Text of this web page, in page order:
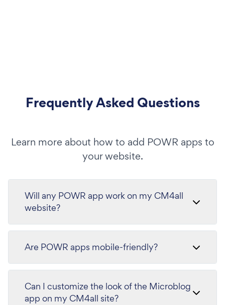
Frequently Asked Questions
Learn more about how to add POWR apps to
your website.
Will any POWR app work on my CM4all
website?
Are POWR apps mobile-friendly?
Can I customize the look of the Microblog
app on my CM4all site?